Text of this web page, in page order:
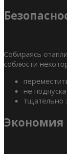
Собираясь
соблюсти
не
тщательно
Экономия